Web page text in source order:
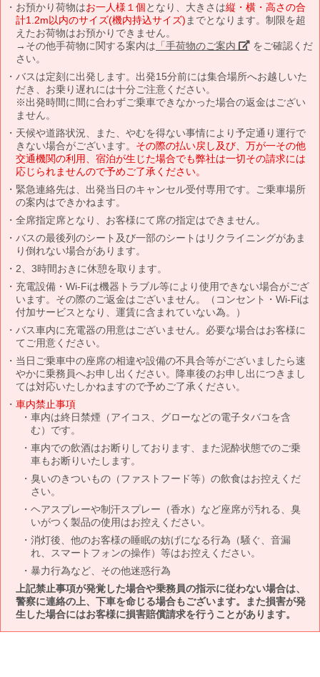
お預かり荷物はお一人様１個となり、大きさは縦・横・高さの合
計1.2m以内のサイズ(機内持込サイズ) までとなります。制限を超
えたお荷物はお預かりできません。
→その他手荷物に関する案内は 「手荷物のご案内」 をご確認くだ
さい。
バスは定刻に出発します。出発15分前には集合場所へお越しいた
だき、お乗り遅れには十分ご注意ください。
※出発時間に間に合わずご乗車できなかった場合の返金はござい
ません。
天候や道路状況、また、やむを得ない事情により予定通り運行で
きない場合がございます。 その際の払い戻し及び、万が一その他
交通機関の利用、宿泊が生じた場合でも弊社は一切その請求には
応じられませんので予めご了承ください。
緊急連絡先は、出発当日のキャンセル受付専用です。ご乗車場所
の案内はできかねます。
全席指定席となり、お客様にて席の指定はできません。
バスの最後列のシート及び一部のシートはリクライニングがあま
り倒れない場合があります。
2、3時間おきに休憩を取ります。
充電設備・Wi-Fiは機器トラブル等により使用できない場合がござ
います。その際のご返金はございません。（コンセント・Wi-Fiは
付加サービスとなり、運賃に含まれていない為。）
バス車内に充電器の用意はございません。必要な場合はお客様に
てご用意ください。
当日ご乗車中の座席の相違や設備の不具合等がございましたら速
やかに乗務員へお申し出ください。降車後のお申し出につきまし
ては対応いたしかねますので予めご了承ください。
車内禁止事項
車内は終日禁煙（アイコス、グローなどの電子タバコを含
む）です。
車内での飲酒はお断りしております、また泥酔状態でのご乗
車もお断りいたします。
臭いのきついもの（ファストフード等）の飲食はお控えくだ
さい。
ヘアスプレーや制汗スプレー（香水）など座席が汚れる、臭
いがつく製品の使用はお控えください。
消灯後、他のお客様の睡眠の妨げになる行為（騒ぐ、音漏
れ、スマートフォンの操作）等はお控えください。
暴力行為など、その他迷惑行為
上記禁止事項が発覚した場合や乗務員の指示に従わない場合は、
警察に連絡の上、下車を命じる場合もございます。また損害が発
生した場合にはお客様に損害賠償請求を行うことがあります。